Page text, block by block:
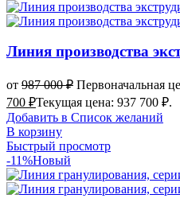
Линия производства
от 987 000₽ Первоначальная
700 ₽Текущая цена: 937 700 ₽.
Добавить в Список желаний
В корзину
Быстрый просмотр
-11%Новый